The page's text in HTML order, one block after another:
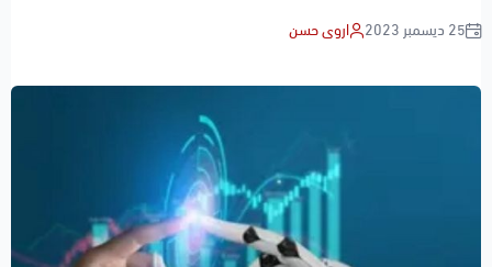
25 ديسمبر 2023 اروى حسن